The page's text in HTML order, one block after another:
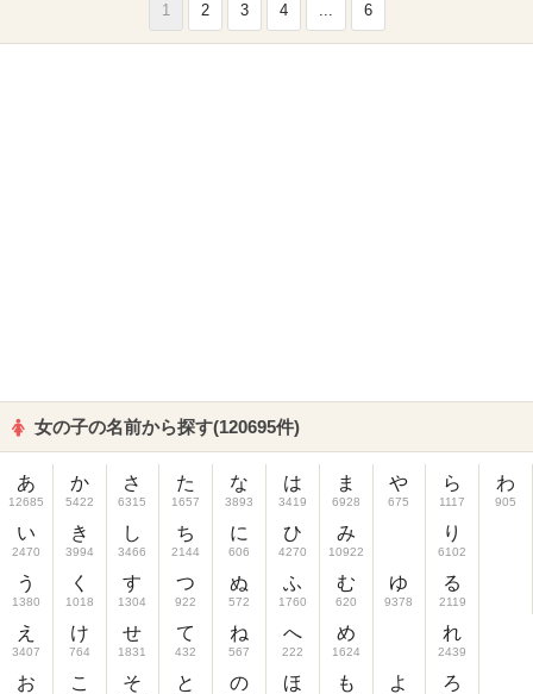
1 2 3 4 ... 6
女の子の名前から探す(120695件)
あ
12685
い
2470
う
1380
え
3407
お
か
5422
き
3994
く
1018
け
764
こ
さ
6315
し
3466
す
1304
せ
1831
そ
た
1657
ち
2144
つ
922
て
432
と
な
3893
に
606
ぬ
572
ね
567
の
は
3419
ひ
4270
ふ
1760
へ
222
ほ
ま
6928
み
10922
む
620
め
1624
も
や
675
ゆ
9378
よ
ら
1117
り
6102
る
2119
れ
2439
ろ
わ
905